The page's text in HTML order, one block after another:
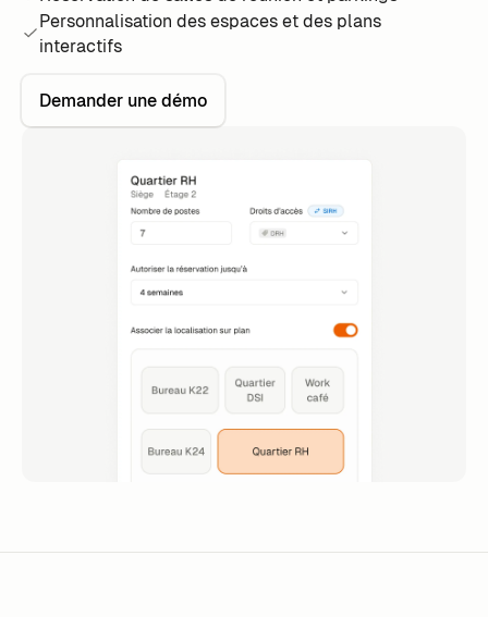
Personnalisation des espaces et des plans
interactifs
Demander une démo